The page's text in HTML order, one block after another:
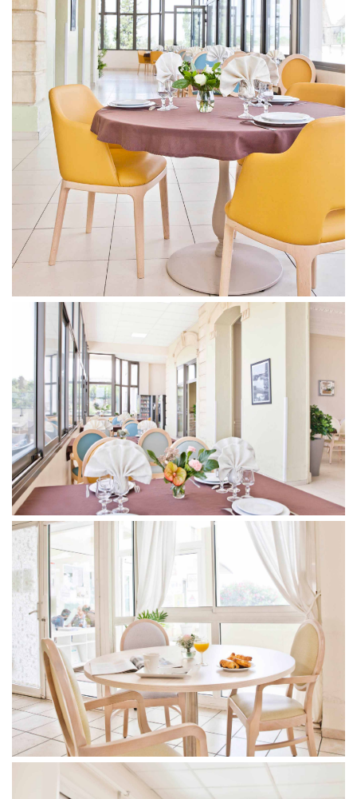
Votre email Votre numéro de
téléphone
Prénom du proche
concerné
Nom du proche concerné
Age du proche concerné Code postal du proche